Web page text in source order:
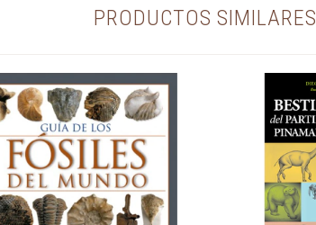
PRODUCTOS SIMILARES